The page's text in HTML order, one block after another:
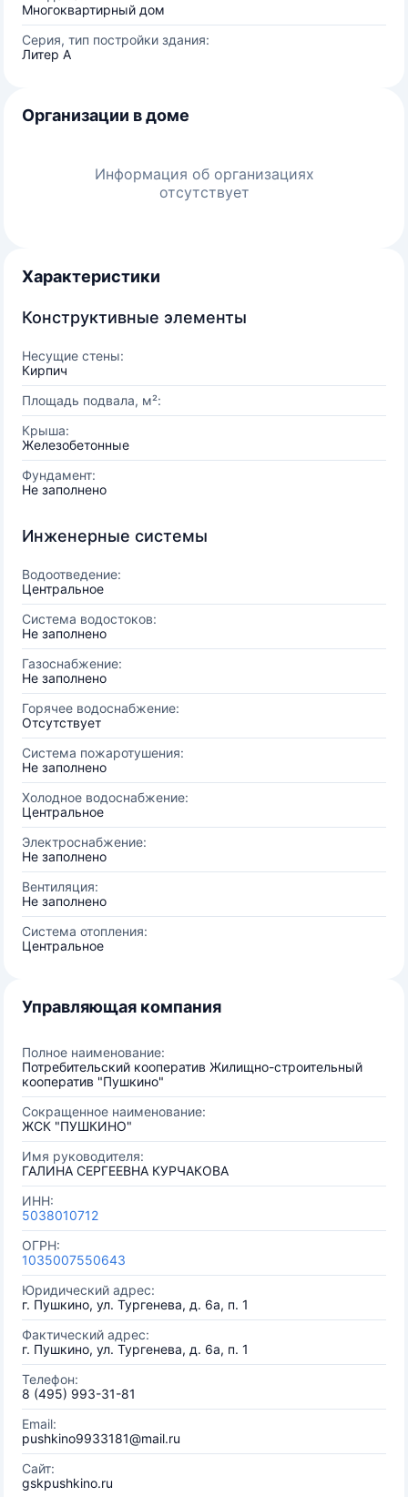
Многоквартирный дом
Серия, тип постройки здания:
Литер А
Организации в доме
Информация об организациях
отсутствует
Характеристики
Конструктивные элементы
Несущие стены:
Кирпич
Площадь подвала, м²:
Крыша:
Железобетонные
Фундамент:
Не заполнено
Инженерные системы
Водоотведение:
Центральное
Система водостоков:
Не заполнено
Газоснабжение:
Не заполнено
Горячее водоснабжение:
Отсутствует
Система пожаротушения:
Не заполнено
Холодное водоснабжение:
Центральное
Электроснабжение:
Не заполнено
Вентиляция:
Не заполнено
Система отопления:
Центральное
Управляющая компания
Полное наименование:
Потребительский кооператив Жилищно-строительный
кооператив "Пушкино"
Сокращенное наименование:
ЖСК "ПУШКИНО"
Имя руководителя:
ГАЛИНА СЕРГЕЕВНА КУРЧАКОВА
ИНН:
5038010712
ОГРН:
1035007550643
Юридический адрес:
г. Пушкино, ул. Тургенева, д. 6а, п. 1
Фактический адрес:
г. Пушкино, ул. Тургенева, д. 6а, п. 1
Телефон:
8 (495) 993-31-81
Email:
pushkino9933181@mail.ru
Сайт:
gskpushkino.ru